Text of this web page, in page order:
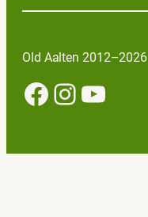
Old Aalten 2012–2026
Facebook InstagramYouTube